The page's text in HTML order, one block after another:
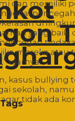
dan memiliki
di
yang baik,
mereka atau
ujarnya.
kasus bullying
sekolah,
tidak ada